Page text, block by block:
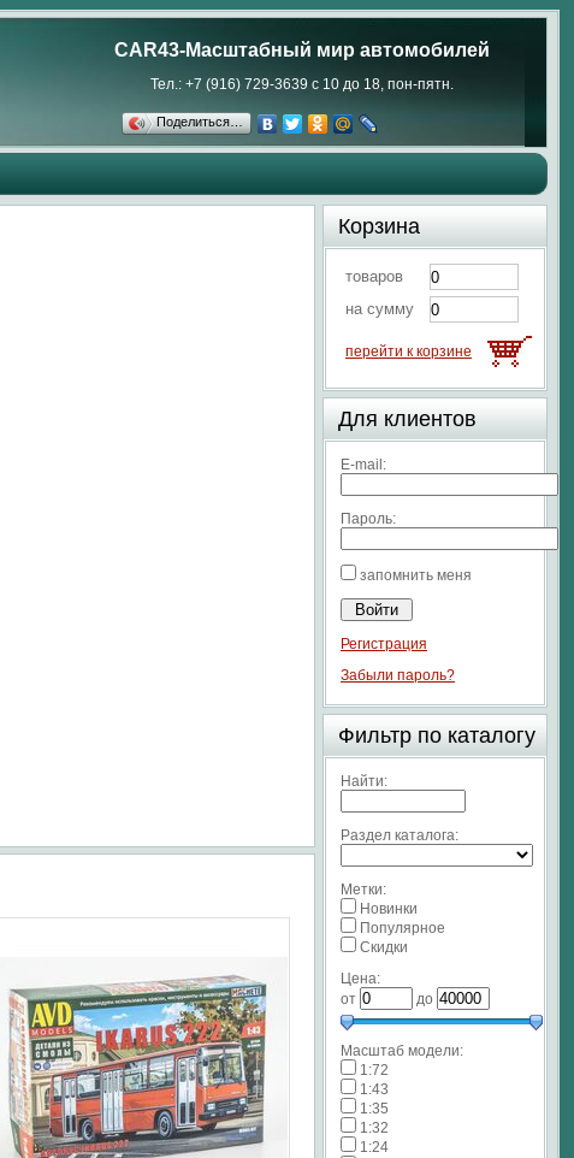
CAR43-Масштабный мир автомобилей
Тел.: +7 (916) 729-3639 с 10 до 18, пон-пятн.
Поделиться…
Корзина
товаров
на сумму
перейти к корзине
Для клиентов
E-mail:
Пароль:
запомнить меня
Регистрация
Забыли пароль?
Фильтр по каталогу
Найти:
Раздел каталога:
Метки:
Новинки
Популярное
Скидки
Цена:
от
до
Масштаб модели:
1:72
1:43
1:35
1:32
1:24